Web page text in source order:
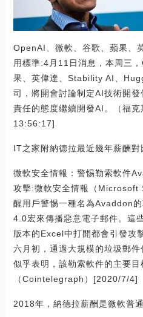
OpenAI、微軟、谷歌、蘋果、
用標準:4月11日消息，本周三
果、英偉達、Stability AI、
司，將開會討論制定AI技術開
責任的態度繼續開發AI。（福
13:56:17]
IT之家附納德拉最近幾年薪酬對
微軟安全情報：警惕勒索軟件
攻擊:微軟安全情報（
醒用戶警惕一種名為Avaddon
4.0宏來傳播惡意電子郵件。這
版本的Excel中打開都會引發攻
六月初，通過大規模的垃圾郵
似乎表明，該勒索軟件的主要目
（Cointelegraph）[2020/7/4]
2018年，納德拉薪酬是微軟普